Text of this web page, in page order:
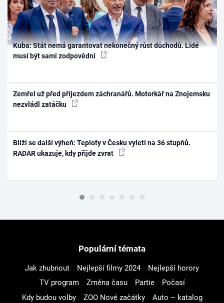
Kuba: Stát nemá garantovat nekonečný růst důchodů. Lidé
musí být sami zodpovědní
Zemřel už před příjezdem záchranářů. Motorkář na Znojemsku
nezvládl zatáčku
Blíží se další výheň: Teploty v Česku vyletí na 36 stupňů.
RADAR ukazuje, kdy přijde zvrat
Populární témata
Jak zhubnout Nejlepší filmy 2024
Nejlepší horory
TV program
Změna času Partie
Počasí
Kdy budou volby
ZOO Nové začátky
Auto – katalog